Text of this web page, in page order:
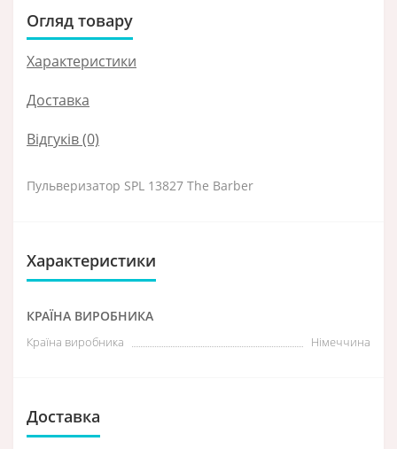
Огляд товару
Характеристики
Доставка
Відгуків (0)
Пульверизатор SPL 13827 The Barber
Характеристики
КРАЇНА ВИРОБНИКА
Країна виробника Німеччина
Доставка